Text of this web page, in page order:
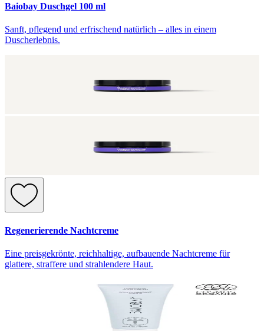
Baiobay Duschgel 100 ml
Sanft, pflegend und erfrischend natürlich – alles in einem
Duscherlebnis.
Regenerierende Nachtcreme
Eine preisgekrönte, reichhaltige, aufbauende Nachtcreme für
glattere, straffere und strahlendere Haut.